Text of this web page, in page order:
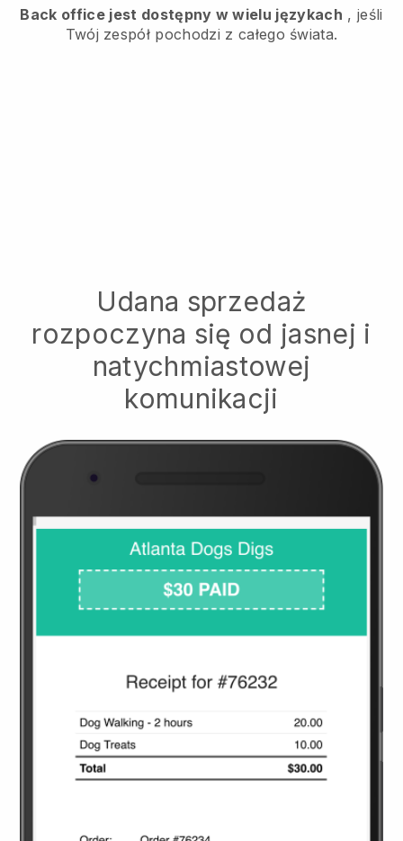
Back office jest dostępny w wielu językach , jeśli
Twój zespół pochodzi z całego świata.
Udana sprzedaż
rozpoczyna się od jasnej i
natychmiastowej
komunikacji